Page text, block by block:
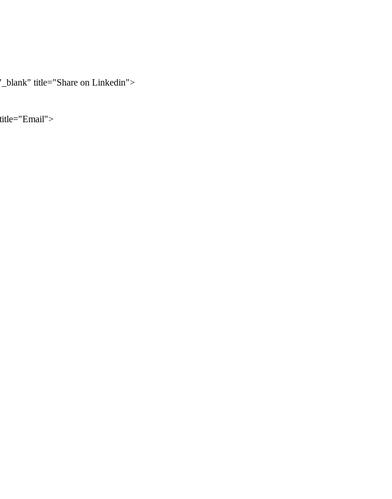
title="Share on Linkedin">
title="Email">